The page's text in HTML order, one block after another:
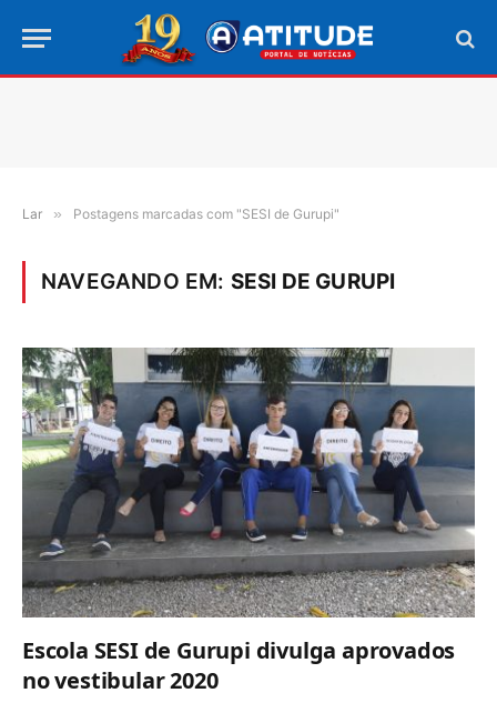
Lar » Postagens marcadas com "SESI de Gurupi"
NAVEGANDO EM: SESI DE GURUPI
Escola SESI de Gurupi divulga aprovados
no vestibular 2020